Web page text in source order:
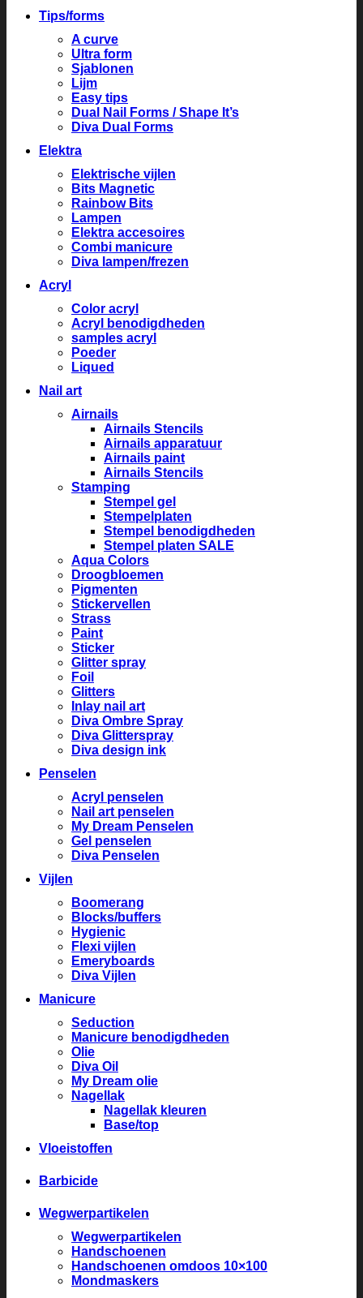
Tips/forms
A curve
Ultra form
Sjablonen
Lijm
Easy tips
Dual Nail Forms / Shape It’s
Diva Dual Forms
Elektra
Elektrische vijlen
Bits Magnetic
Rainbow Bits
Lampen
Elektra accesoires
Combi manicure
Diva lampen/frezen
Acryl
Color acryl
Acryl benodigdheden
samples acryl
Poeder
Liqued
Nail art
Airnails
Airnails Stencils
Airnails apparatuur
Airnails paint
Airnails Stencils
Stamping
Stempel gel
Stempelplaten
Stempel benodigdheden
Stempel platen SALE
Aqua Colors
Droogbloemen
Pigmenten
Stickervellen
Strass
Paint
Sticker
Glitter spray
Foil
Glitters
Inlay nail art
Diva Ombre Spray
Diva Glitterspray
Diva design ink
Penselen
Acryl penselen
Nail art penselen
My Dream Penselen
Gel penselen
Diva Penselen
Vijlen
Boomerang
Blocks/buffers
Hygienic
Flexi vijlen
Emeryboards
Diva Vijlen
Manicure
Seduction
Manicure benodigdheden
Olie
Diva Oil
My Dream olie
Nagellak
Nagellak kleuren
Base/top
Vloeistoffen
Barbicide
Wegwerpartikelen
Wegwerpartikelen
Handschoenen
Handschoenen omdoos 10×100
Mondmaskers